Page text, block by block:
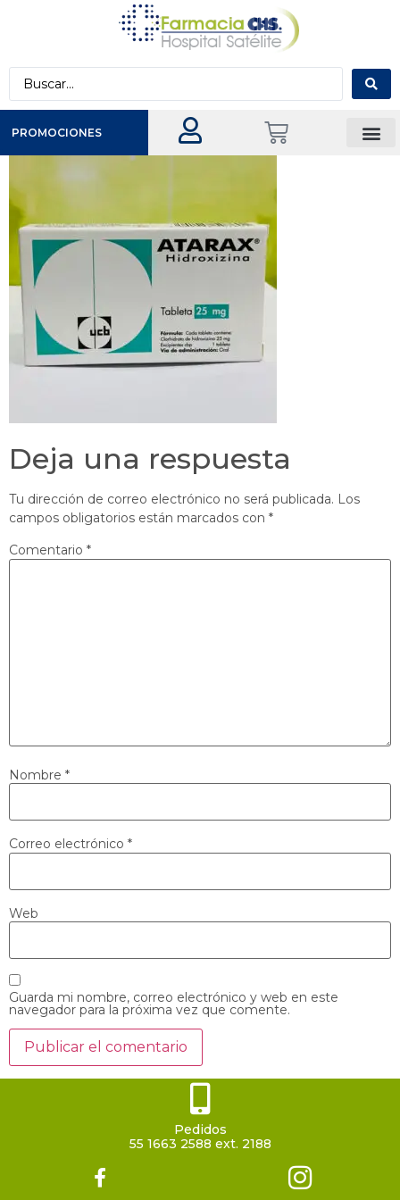
PROMOCIONES
Deja una respuesta
Tu dirección de correo electrónico no será publicada. Los
campos obligatorios están marcados con *
Comentario *
Nombre *
Correo electrónico *
Web
Guarda mi nombre, correo electrónico y web en este
navegador para la próxima vez que comente.
Pedidos
55 1663 2588 ext. 2188